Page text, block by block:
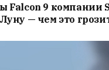
Falcon 9 компании
— чем это